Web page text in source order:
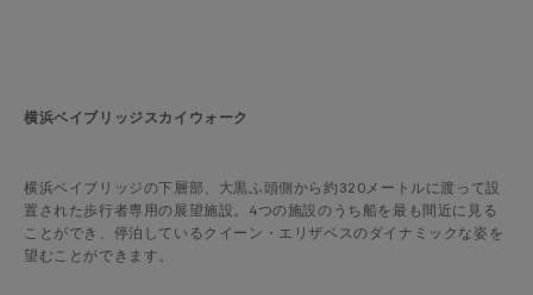
横浜ベイブリッジスカイウォーク
横浜ベイブリッジの下層部、大黒ふ頭側から約320メートルに渡って設
置された歩行者専用の展望施設。4つの施設のうち船を最も間近に見る
ことができ、停泊しているクイーン・エリザベスのダイナミックな姿を
望むことができます。